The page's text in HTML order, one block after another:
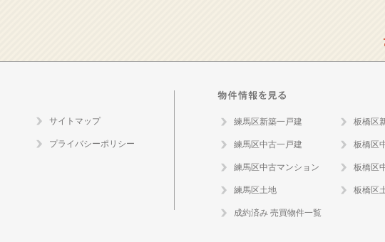
サイトマップ
プライバシーポリシー
練馬区新築一戸建 板橋区
練馬区中古一戸建 板橋区
練馬区中古マンション 板橋区
練馬区土地 板橋区
成約済み 売買物件一覧